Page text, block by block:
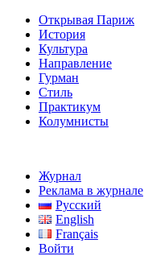
Открывая Париж
История
Культура
Направление
Гурман
Стиль
Практикум
Колумнисты
Журнал
Реклама в журнале
Русский
English
Français
Войти